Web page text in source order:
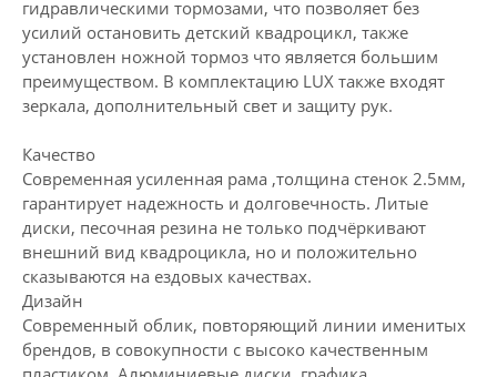
гидравлическими тормозами, что позволяет без
усилий остановить детский квадроцикл, также
установлен ножной тормоз что является большим
преимуществом. В комплектацию LUX также входят
зеркала, дополнительный свет и защиту рук.
Качество
Современная усиленная рама ,толщина стенок 2.5мм,
гарантирует надежность и долговечность. Литые
диски, песочная резина не только подчёркивают
внешний вид квадроцикла, но и положительно
сказываются на ездовых качествах.
Дизайн
Современный облик, повторяющий линии именитых
брендов, в совокупности с высоко качественным